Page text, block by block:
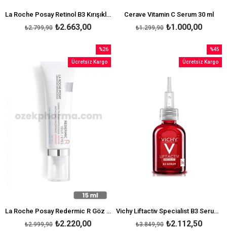
La Roche Posay Retinol B3 Kırışıklık Karşıtı Serum 30 ml
₺2.663,00
₺2.799,90
Cerave Vitamin C Serum 30 ml
₺1.000,00
₺1.299,90
La Roche Posay Redermic R Göz Çevresi Yoğun Bakım Kremi
₺2.220,00
₺2.999,90
%26
İndirim
Ücretsiz Kargo
Vichy Liftactiv Specialist B3 Serum 30 ml
₺2.112,50
₺3.849,90
%45
İndirim
Ücretsiz Kargo